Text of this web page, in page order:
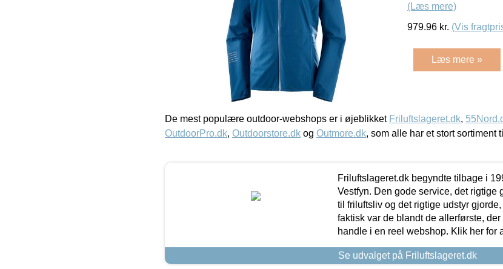
(Læs mere)
979.96 kr. (Vis
Læs mere »
De mest populære outdoor-webshops er i øjeblikket Friluftslageret.dk,
OutdoorPro.dk, Outdoorstore.dk og Outmore.dk, som alle har et stort sortiment
Friluftslageret.dk begyndte tilbage i
Vestfyn. Den gode service, det rigtige
til friluftsliv og det rigtige udstyr
faktisk var de blandt de allerførste,
handle i en reel webshop. Klik her for
Se udvalget på Friluftslageret.dk